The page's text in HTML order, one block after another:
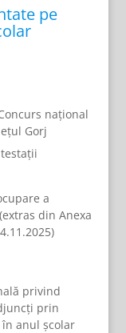
pe
național
Gorj
a
din Anexa
privind
prin
anul școlar